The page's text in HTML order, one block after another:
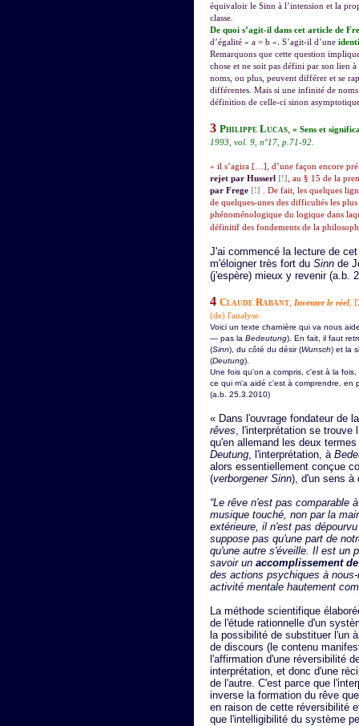
équivaloir le Sinn à l’intension et la
classe.
De quoi s’agit-il dans cet article de
d’égalité « a = b ». S’agit-il d’une
Remarquons que cette question
chose et ne soit pas défini par son lien
noms, ou plus, peuvent différer et se
différentes. Mais si une infinité de
définition de celle-ci sinon
3 Philippe Lucas, « Sens et
1993, vol. 9, n°17, p.71-92.
« il s’agira […], d’une façon encore
rejet par Husserl [!] , au § 15 de la
par Frege [!]
. De fait, les quelques
de quelques-unes des difficultés les
phénoménologique du logique dans
définitif des fondements de la
J'ai commencé la lecture de
m'éloigner très fort du Sinn de
(j'espère) mieux y revenir (a.b.
4 Claude Rabant, Inventer le réel ,
(de) l'analyse.
Voici un texte charnière qui va nous
— pas la Bedeutung). En fait, il faut
(Sinn), du côté du désir (Wunsch) et la
(Deutung).
Une fois qu'on a compris, c'est à la
ce qui m'a aidé c'est à comprendre, en
(a.b. 25.3.2010)
« Dans l'ouvrage fondateur de
rêves, l'interprétation se trouve
qu'en allemand les deux
Deutung, l'interprétation, à
alors essentiellement conçue
(verborgener Sinn), d'un sens à
“Le rêve n'est pas comparable
musique touché, non par la
extérieure, il n'est pas
suppose pas qu'une part de
qu'une autre s'éveille. Il est un
savoir un accomplissement
des actions psychiques à
activité mentale hautement
La méthode scientifique
de l'étude rationnelle d'un
la possibilité de substituer l'un
de discours (le contenu
l'affirmation d'une réversibilité
interprétation, et donc d'une
de l'autre. C'est parce que
inverse la formation du rêve
en raison de cette réversibilité
que l'intelligibilité du système